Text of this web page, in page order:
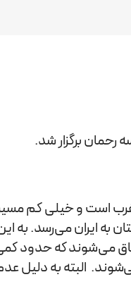
برگزار شد.
است و خیلی کم
به ایران می‌رسد. به
نشان می‌دهد سالانه حدود
البته به دلیل